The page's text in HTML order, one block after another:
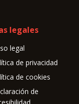
legales
legal
de privacidad
de cookies
de